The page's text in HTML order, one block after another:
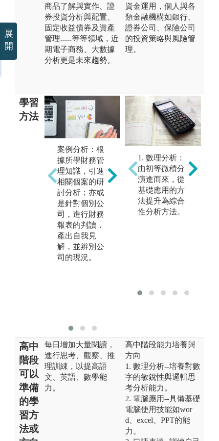
商品了解與實作、證
券投資分析與配置、
固定收益債券及資產
管理......等等領域，近
期電子商務、大數據
分析更是未來趨勢。
資金運用，個人與各
類金融機構如銀行、
證券公司、保險公司
的投資策略與風險管
理。
學習
方法
案例分析：根
據所學財務管
理知識，引進
相關個案的研
討分析；亦或
是針對個別公
司，進行財務
報表的判讀，
產出自我見
解，並辨別公
司的現況。
過理論課程的
基礎打底，培
養對數字的敏
感度、學習更
進階的運算方
式，並從中解
總體經濟學
1. 數理分析：
由初等微積分
演進而來，從
基礎應用的方
法提升為綜合
性分析方法。
高中
階段
可以
準備
的學
習方
法或
每日增加大量閱讀，
進行思考、觀察、推
理訓綀，以提高語
文、英語、數學能
力。
高中階段能力培養與
方向
1. 數理分析--培養對數
字的敏銳性與邏輯思
考分析能力。
2. 電腦應用--具備基礎
電腦使用技能如wor
d、excel、PPT的能
力。
展
開